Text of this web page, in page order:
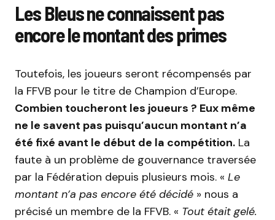
Les Bleus ne connaissent pas
encore le montant des primes
Toutefois, les joueurs seront récompensés par
la FFVB pour le titre de Champion d’Europe.
Combien toucheront les joueurs ? Eux même
ne le savent pas puisqu’aucun montant n’a
été fixé avant le début de la compétition. La
faute à un problème de gouvernance traversée
par la Fédération depuis plusieurs mois. « Le
montant n’a pas encore été décidé » nous a
précisé un membre de la FFVB. « Tout était gelé.